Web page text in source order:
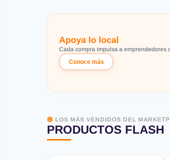
Apoya lo local
Cada compra impulsa a emprendedores
Conoce más
LOS MÁS VENDIDOS DEL
PRODUCTOS FLASH